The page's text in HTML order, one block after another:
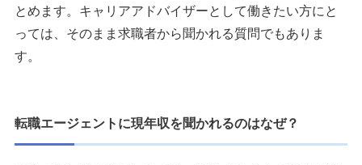
とめます。キャリアアドバイザーとして働きたい方にと
っては、そのまま求職者から聞かれる質問でもありま
す。
転職エージェントに現年収を聞かれるのはなぜ？